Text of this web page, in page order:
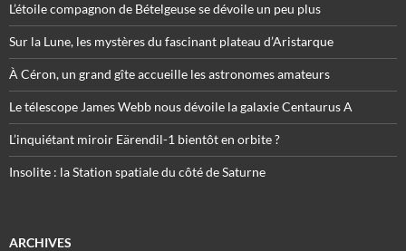
L’étoile compagnon de Bételgeuse se dévoile un peu plus
Sur la Lune, les mystères du fascinant plateau d’Aristarque
À Céron, un grand gîte accueille les astronomes amateurs
Le télescope James Webb nous dévoile la galaxie Centaurus A
L’inquiétant miroir Eärendil-1 bientôt en orbite ?
Insolite : la Station spatiale du côté de Saturne
ARCHIVES